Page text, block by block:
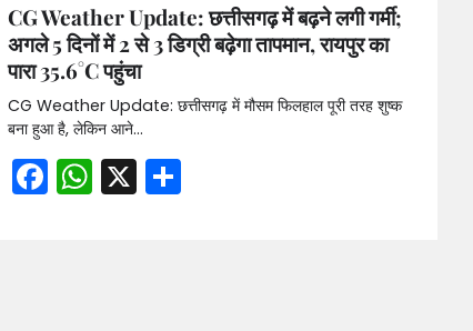
CG Weather Update: छत्तीसगढ़ में बढ़ने लगी गर्मी;
अगले 5 दिनों में 2 से 3 डिग्री बढ़ेगा तापमान, रायपुर का
पारा 35.6°C पहुंचा
CG Weather Update: छत्तीसगढ़ में मौसम फिलहाल पूरी तरह शुष्क
बना हुआ है, लेकिन आने…
Facebook
WhatsApp
X